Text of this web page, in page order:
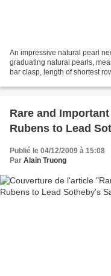
An impressive natural pearl
graduating natural pearls,
bar clasp, length of shortest
Rare and
Rubens to Lead
Publié le 04/12/2009 à 15:08
Par Alain Truong